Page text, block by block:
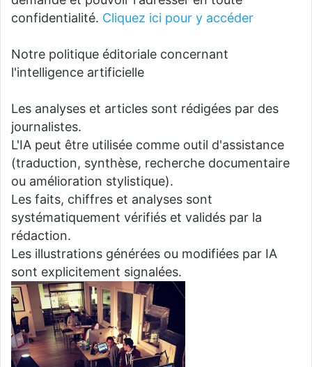
confidentialité. Cliquez ici pour y accéder
Notre politique éditoriale concernant
l'intelligence artificielle
Les analyses et articles sont rédigées par des
journalistes.
L'IA peut être utilisée comme outil d'assistance
(traduction, synthèse, recherche documentaire
ou amélioration stylistique).
Les faits, chiffres et analyses sont
systématiquement vérifiés et validés par la
rédaction.
Les illustrations générées ou modifiées par IA
sont explicitement signalées.